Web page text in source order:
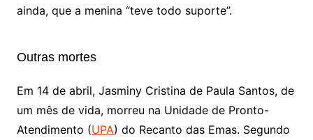
ainda, que a menina “teve todo suporte”.
Outras mortes
Em 14 de abril, Jasminy Cristina de Paula Santos, de
um mês de vida, morreu na Unidade de Pronto-
Atendimento (UPA) do Recanto das Emas. Segundo